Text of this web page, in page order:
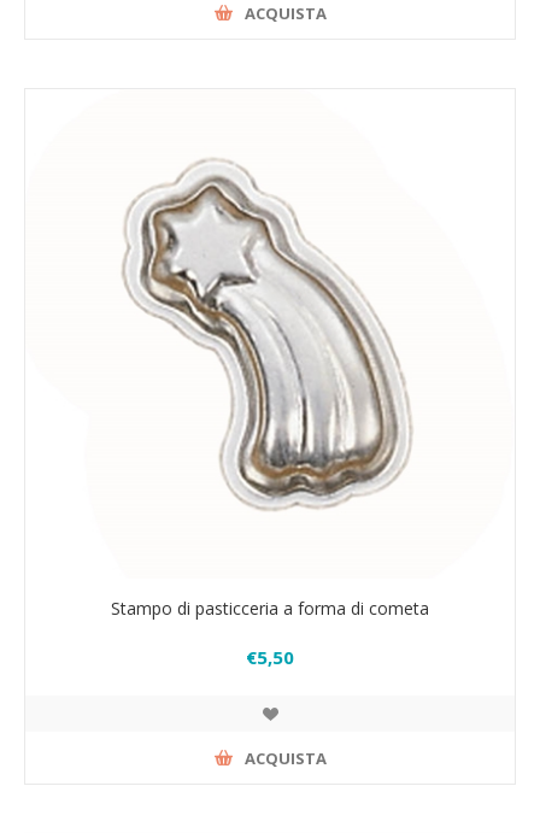
ACQUISTA
Stampo di pasticceria a forma di cometa
€5,50
ACQUISTA